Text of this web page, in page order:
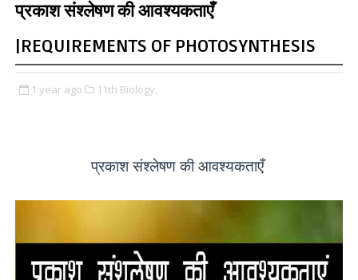
प्रकाश संश्लेषण की आवश्यकताएँ
|REQUIREMENTS OF PHOTOSYNTHESIS
1 year ago 11th Biology,
प्रकाश संश्लेषण की आवश्यकताएँ